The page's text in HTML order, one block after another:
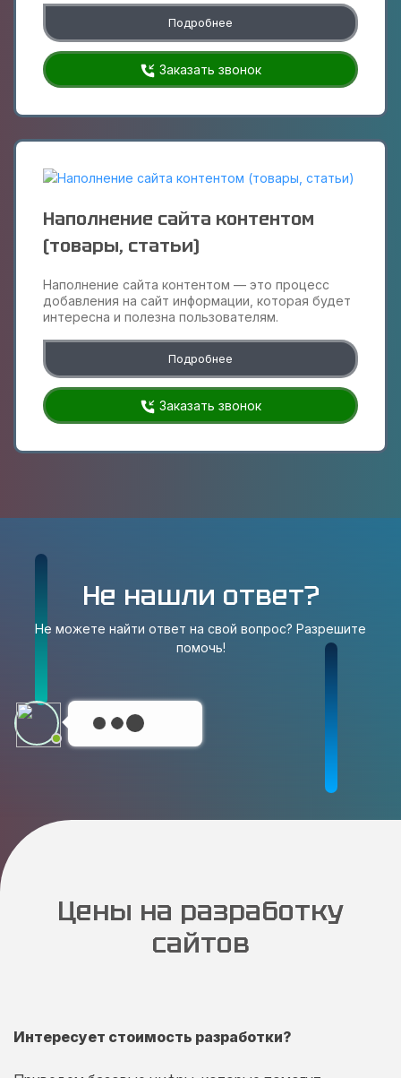
Подробнее
Заказать звонок
Наполнение сайта контентом
(товары, статьи)
Наполнение сайта контентом — это процесс
добавления на сайт информации, которая будет
интересна и полезна пользователям.
Подробнее
Заказать звонок
Не нашли ответ?
Не можете найти ответ на свой вопрос? Разрешите
помочь!
Цены на разработку
сайтов
Интересует стоимость разработки?